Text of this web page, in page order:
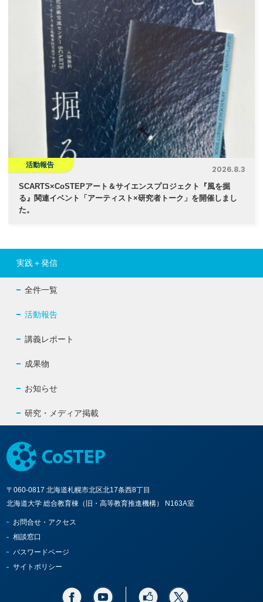
活動報告
2026.8.3
SCARTS×CoSTEPアート＆サイエンスプロジェクト『風を掘
る』関連イベント「アーティスト×研究者トーク」を開催しまし
た。
実践＋発信
全件一覧
活動報告
講義レポート
成果物
お知らせ
研究・メディア掲載
〒060-0817 北海道札幌市北区北17条西8丁目
北海道大学 総合教育棟（旧・高等教育推進機構） N163A室
お問合せ・アクセス
相談窓口
パスワードページ
サイトポリシー